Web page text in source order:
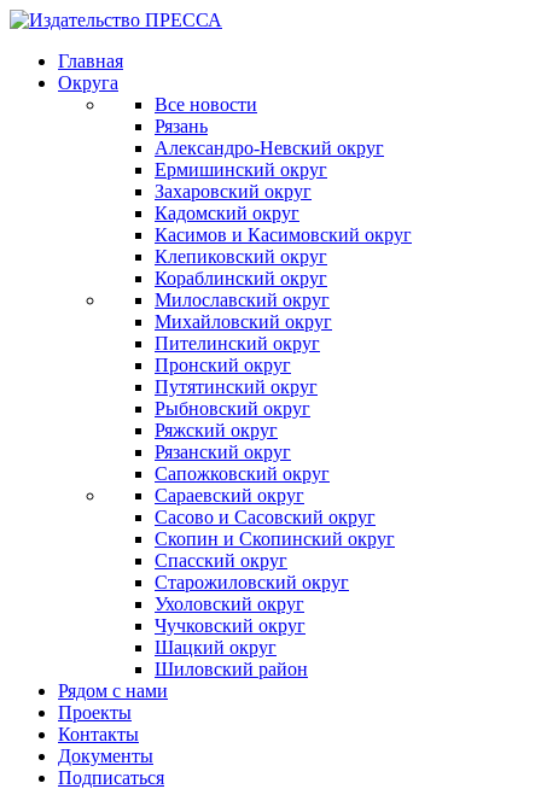
Главная
Округа
Все новости
Рязань
Александро-Невский округ
Ермишинский округ
Захаровский округ
Кадомский округ
Касимов и Касимовский округ
Клепиковский округ
Кораблинский округ
Милославский округ
Михайловский округ
Пителинский округ
Пронский округ
Путятинский округ
Рыбновский округ
Ряжский округ
Рязанский округ
Сапожковский округ
Сараевский округ
Сасово и Сасовский округ
Скопин и Скопинский округ
Спасский округ
Старожиловский округ
Ухоловский округ
Чучковский округ
Шацкий округ
Шиловский район
Рядом с нами
Проекты
Контакты
Документы
Подписаться